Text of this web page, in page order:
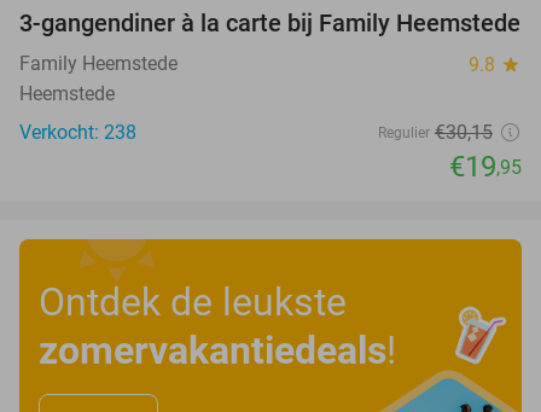
34%
3-gangendiner à la carte bij Family Heemstede
Family Heemstede 9.8 star
Heemstede
Verkocht: 238
Regulier €30,15
€19,95
Ontdek de leukste
zomervakantiedeals!